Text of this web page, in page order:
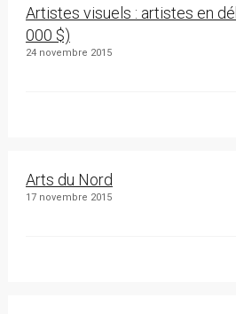
Artistes visuels : artistes en
000 $)
24 novembre 2015
Arts du Nord
17 novembre 2015